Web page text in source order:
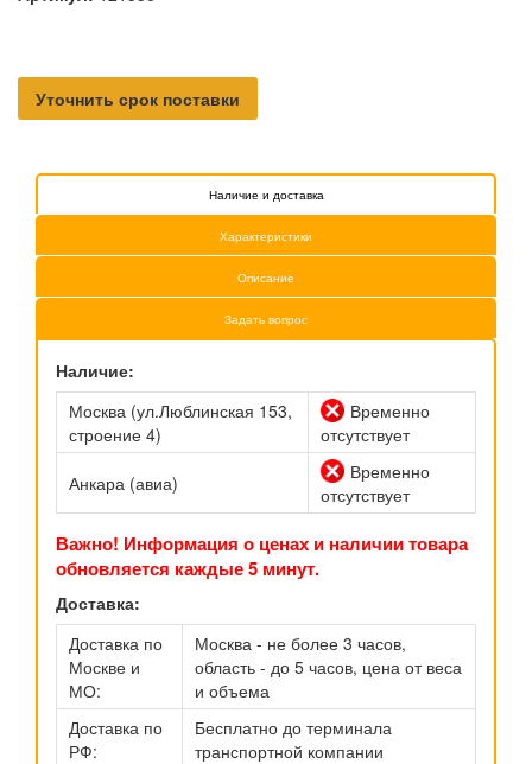
Уточнить срок поставки
Наличие и доставка
Характеристики
Описание
Задать вопрос
Наличие:
Москва (ул.Люблинская 153,
строение 4)
Временно
отсутствует
Анкара (авиа)
Временно
отсутствует
Важно! Информация о ценах и наличии товара
обновляется каждые 5 минут.
Доставка:
Доставка по
Москве и
МО:
Москва - не более 3 часов,
область - до 5 часов, цена от веса
и объема
Доставка по
РФ:
Бесплатно до терминала
транспортной компании